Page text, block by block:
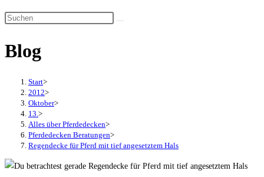
Diese
durchsuchen
Blog
Start>
2012>
Oktober>
13. >
Alles über Pferdedecken>
Pferdedecken Beratungen>
Regendecke für Pferd mit tief angesetztem Hals